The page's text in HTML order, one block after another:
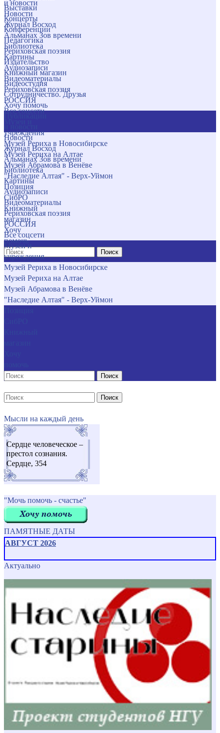
и новости
Новости
Журнал Восход
Альманах Зов времени
Библиотека
Картины
Аудиозаписи
Видеоматериалы
Рериховская поэзия
РОССИЯ
Все соцсети
учреждения
Музей Рериха в Новосибирске
Музей Рериха на Алтае
Музей Абрамова в Венёве
"Наследие Алтая" - Верх-Уймон
Позиция
СибРО
Книжный
магазин
Хочу
помочь
Поиск
Выставки
Концерты
Конференции
Педагогика
Рериховская поэзия
Издательство
Книжный магазин
Видеостудия
Сотрудничество. Друзья
Хочу помочь
Новости
Журнал Восход
Альманах Зов времени
Библиотека
Картины
Аудиозаписи
Видеоматериалы
Рериховская поэзия
РОССИЯ
Все соцсети
Музеи и
учреждения
Музей Рериха в Новосибирске
Музей Рериха на Алтае
Музей Абрамова в Венёве
"Наследие Алтая" - Верх-Уймон
Поиск
Поиск
Мысли на каждый день
Сердце человеческое –
престол сознания.
Сердце, 354
"Мочь помочь - счастье"
ПАМЯТНЫЕ ДАТЫ
АВГУСТ 2026
Актуально